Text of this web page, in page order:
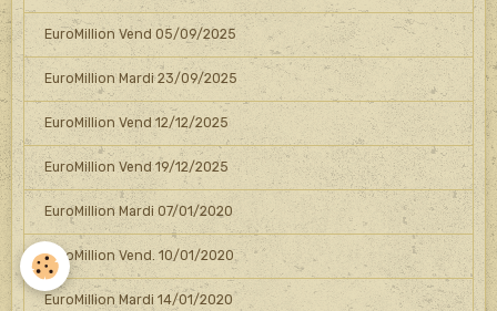
EuroMillion Vend 05/09/2025
EuroMillion Mardi 23/09/2025
EuroMillion Vend 12/12/2025
EuroMillion Vend 19/12/2025
EuroMillion Mardi 07/01/2020
EuroMillion Vend. 10/01/2020
EuroMillion Mardi 14/01/2020